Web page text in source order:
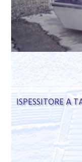
ISPESSITORE A